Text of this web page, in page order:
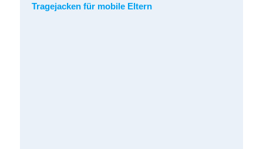
Tragejacken für mobile Eltern